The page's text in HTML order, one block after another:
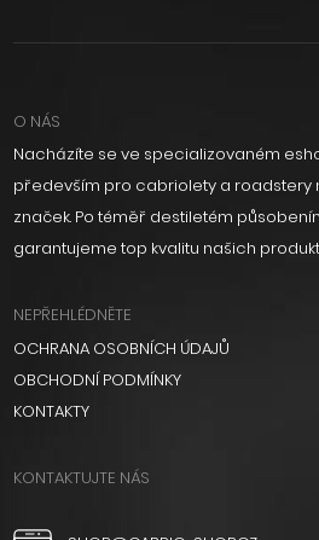
O NÁS
Nacházíte se ve specializovaném
především pro cabriolety a roadstery
značek. Po téměř destiletém
garantujeme top kvalitu našich
NEPŘEHLÉDNĚTE
OCHRANA OSOBNÍCH ÚDAJŮ
OBCHODNÍ PODMÍNKY
KONTAKTY
KONTAKTUJTE NÁS